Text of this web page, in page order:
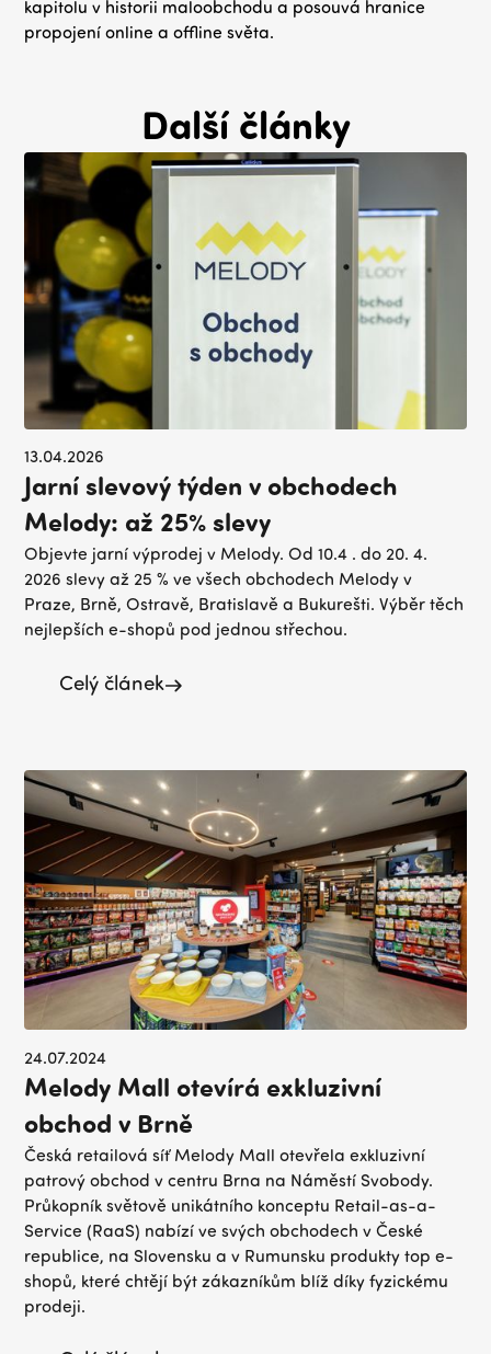
kapitolu v historii maloobchodu a posouvá hranice
propojení online a offline světa.
Další články
13.04.2026
Jarní slevový týden v obchodech
Melody: až 25% slevy
Objevte jarní výprodej v Melody. Od 10.4 . do 20. 4.
2026 slevy až 25 % ve všech obchodech Melody v
Praze, Brně, Ostravě, Bratislavě a Bukurešti. Výběr těch
nejlepších e-shopů pod jednou střechou.
Celý článek
24.07.2024
Melody Mall otevírá exkluzivní
obchod v Brně
Česká retailová síť Melody Mall otevřela exkluzivní
patrový obchod v centru Brna na Náměstí Svobody.
Průkopník světově unikátního konceptu Retail-as-a-
Service (RaaS) nabízí ve svých obchodech v České
republice, na Slovensku a v Rumunsku produkty top e-
shopů, které chtějí být zákazníkům blíž díky fyzickému
prodeji.